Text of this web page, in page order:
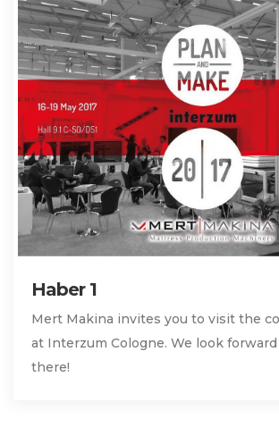
Haber 1
Mert Makina invites you to visit the
at Interzum Cologne. We look
there!